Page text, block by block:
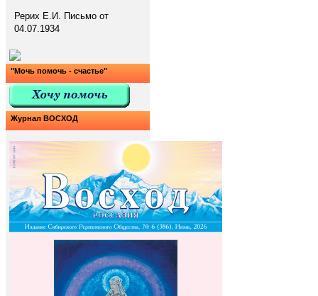
Рерих Е.И. Письмо от
04.07.1934
"Мочь помочь - счастье"
Журнал ВОСХОД